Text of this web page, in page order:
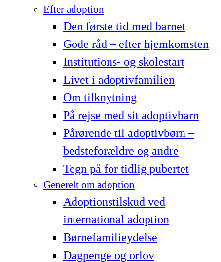
Efter adoption
Den første tid med barnet
Gode råd – efter hjemkomsten
Institutions- og skolestart
Livet i adoptivfamilien
Om tilknytning
På rejse med sit adoptivbarn
Pårørende til adoptivbørn –
bedsteforældre og andre
Tegn på for tidlig pubertet
Generelt om adoption
Adoptionstilskud ved
international adoption
Børnefamilieydelse
Dagpenge og orlov